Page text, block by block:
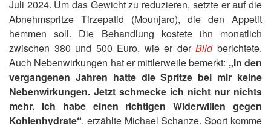
Juli 2024. Um das Gewicht zu reduzieren, setzte er auf die
Abnehmspritze Tirzepatid (Mounjaro), die den Appetit
hemmen soll. Die Behandlung kostete ihn monatlich
zwischen 380 und 500 Euro, wie er derBildberichtete.
Auch Nebenwirkungen hat er mittlerweile bemerkt: „In den
vergangenen Jahren hatte die Spritze bei mir keine
Nebenwirkungen. Jetzt schmecke ich nicht nur nichts
mehr. Ich habe einen richtigen Widerwillen gegen
Kohlenhydrate“, erzählte Michael Schanze. Sport komme